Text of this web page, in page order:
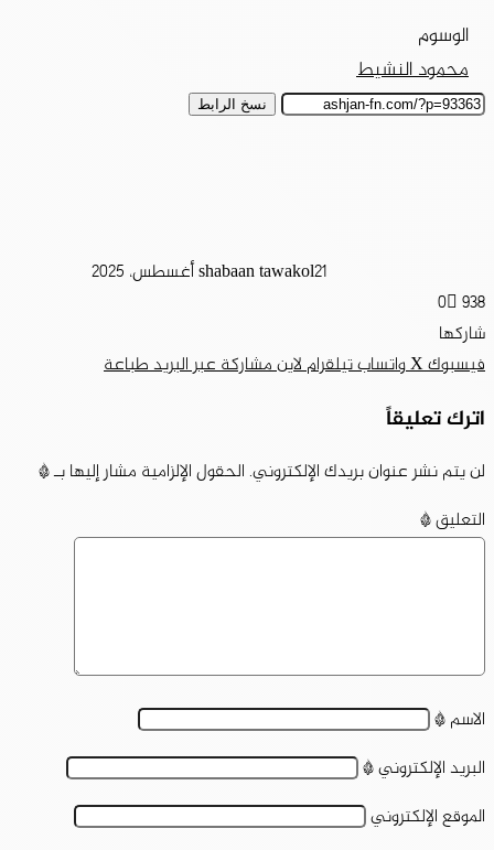
الوسوم
محمود النشيط
نسخ الرابط
shabaan tawakol21 أغسطس، 2025
0 938
شاركها
فيسبوك‫Xواتسابتيلقراملاينمشاركة عبر البريدطباعة
اترك تعليقاً
لن يتم نشر عنوان بريدك الإلكتروني. الحقول الإلزامية مشار إليها بـ*
التعليق*
الاسم*
البريد الإلكتروني*
الموقع الإلكتروني